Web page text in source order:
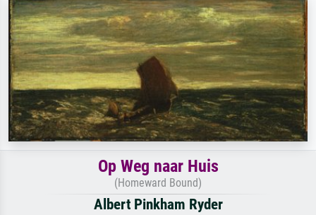
Zoek op kunstenaar, titel of stijl – bijv.
Monet, Sterrennacht, impressionisme,
Hokusai-golf, naakt.
Beschrijf de scène – bijv. groene
weide, abstract met veel rood, donker
olieverfschilderij, staand naakt naast
een boom.
Op Weg naar Huis
(Homeward Bound)
Albert Pinkham Ryder